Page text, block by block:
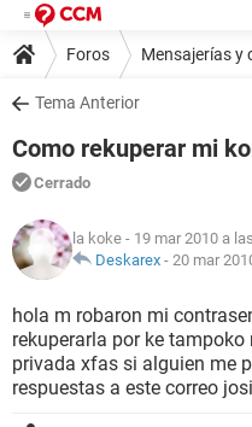
Foros Mensajerías y
Tema Anterior
Como rekuperar mi
Cerrado
la koke - 19 mar 2010 a
Deskarex - 20 mar
hola m robaron mi
rekuperarla por ke
privada xfas si alguien me
respuestas a este correo